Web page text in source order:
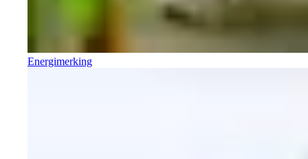
Energimerking